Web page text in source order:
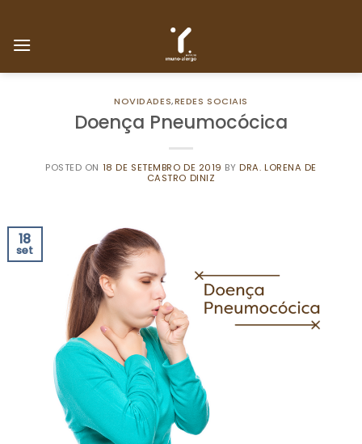
content
NOVIDADES,REDES SOCIAIS
Doença Pneumocócica
POSTED ON 18 DE SETEMBRO DE 2019 BYDRA. LORENA DE
CASTRO DINIZ
18
set